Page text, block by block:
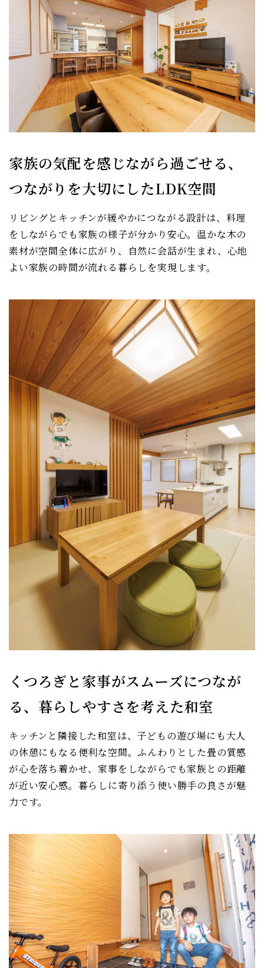
家族の気配を感じながら過ごせる、
つながりを大切にしたLDK空間
リビングとキッチンが緩やかにつながる設計は、料理
をしながらでも家族の様子が分かり安心。温かな木の
素材が空間全体に広がり、自然に会話が生まれ、心地
よい家族の時間が流れる暮らしを実現します。
くつろぎと家事がスムーズにつなが
る、暮らしやすさを考えた和室
キッチンと隣接した和室は、子どもの遊び場にも大人
の休憩にもなる便利な空間。ふんわりとした畳の質感
が心を落ち着かせ、家事をしながらでも家族との距離
が近い安心感。暮らしに寄り添う使い勝手の良さが魅
力です。